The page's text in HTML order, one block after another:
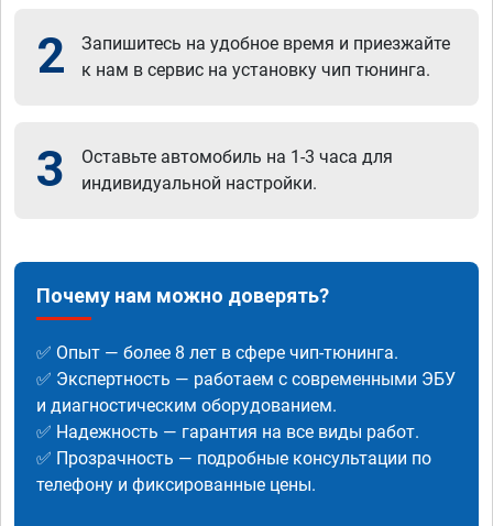
2
Запишитесь на удобное время и приезжайте
к нам в сервис на установку чип тюнинга.
3
Оставьте автомобиль на 1-3 часа для
индивидуальной настройки.
Почему нам можно доверять?
✅ Опыт — более 8 лет в сфере чип-тюнинга.
✅ Экспертность — работаем с современными ЭБУ
и диагностическим оборудованием.
✅ Надежность — гарантия на все виды работ.
✅ Прозрачность — подробные консультации по
телефону и фиксированные цены.